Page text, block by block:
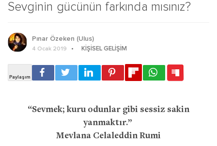
Sevginin gücünün farkında mısınız?
Pınar Özeken (Ulus)
4 Ocak 2019 KIŞISEL GELIŞIM
“Sevmek; kuru odunlar gibi sessiz sakin
yanmaktır.”
Mevlana Celaleddin Rumi